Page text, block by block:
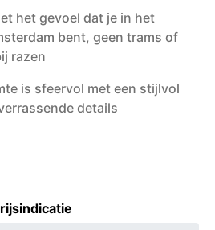
het gevoel dat je in het
bent, geen trams of
razen
is sfeervol met een stijlvol
details